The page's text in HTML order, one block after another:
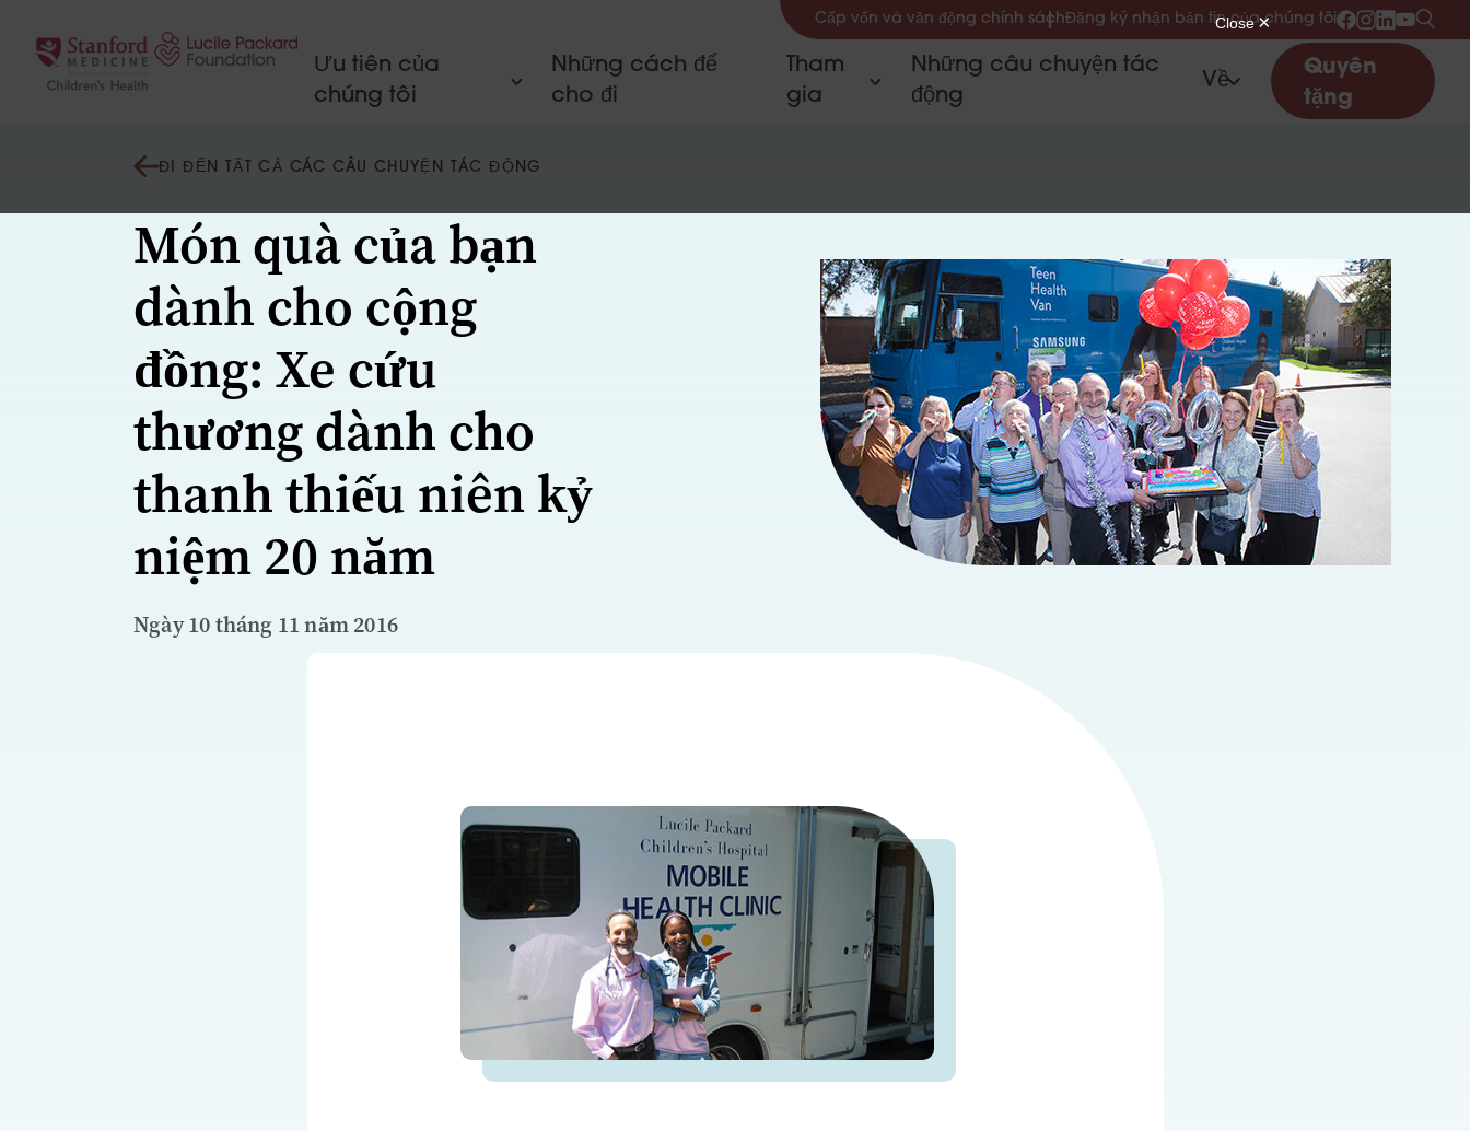
Cấp vốn và vận động chính sáchĐăng ký nhận bản tin của chúng tôi
Ưu tiên của
chúng tôi
Những cách để
cho đi
Tham
gia
Những câu chuyện tác
động
Về
Quyên
tặng
ĐI ĐẾN TẤT CẢ CÁC CÂU CHUYỆN TÁC ĐỘNG
Món quà của bạn
dành cho cộng
đồng: Xe cứu
thương dành cho
thanh thiếu niên kỷ
niệm 20 năm
Ngày 10 tháng 11 năm 2016